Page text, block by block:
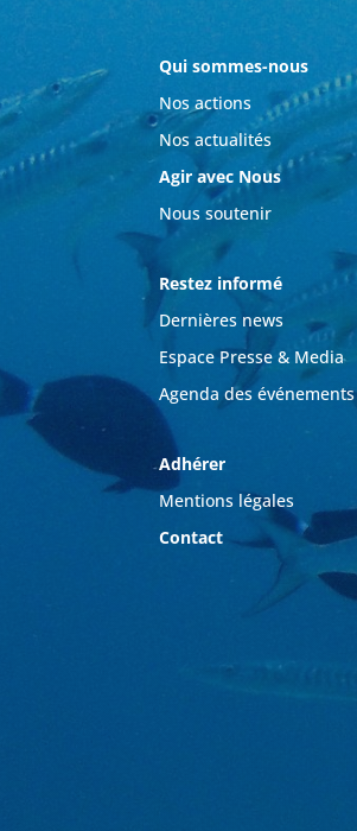
Qui sommes-nous
Nos actions
Nos actualités
Agir avec Nous
Nous soutenir
Restez informé
Dernières news
Espace Presse & Media
Agenda des événements
Adhérer
Mentions légales
Contact